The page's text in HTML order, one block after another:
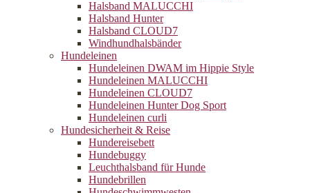
Halsband MALUCCHI
Halsband Hunter
Halsband CLOUD7
Windhundhalsbänder
Hundeleinen
Hundeleinen DWAM im Hippie Style
Hundeleinen MALUCCHI
Hundeleinen CLOUD7
Hundeleinen Hunter Dog Sport
Hundeleinen curli
Hundesicherheit & Reise
Hundereisebett
Hundebuggy
Leuchthalsband für Hunde
Hundebrillen